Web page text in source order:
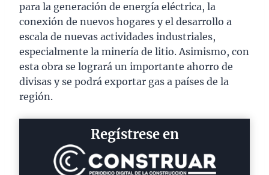
para la generación de energía eléctrica, la
conexión de nuevos hogares y el desarrollo a
escala de nuevas actividades industriales,
especialmente la minería de litio. Asimismo, con
esta obra se logrará un importante ahorro de
divisas y se podrá exportar gas a países de la
región.
Regístrese en